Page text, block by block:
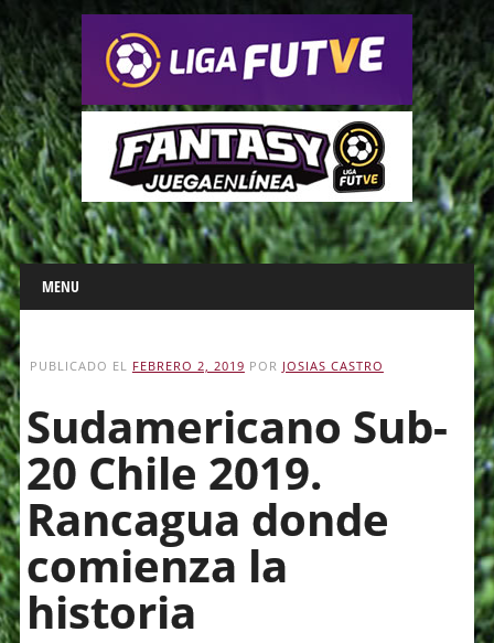
Main menu
Skip
to
content
MENU
PUBLICADO EL FEBRERO 2, 2019 POR JOSIAS CASTRO
Sudamericano Sub-
20 Chile 2019.
Rancagua donde
comienza la
historia